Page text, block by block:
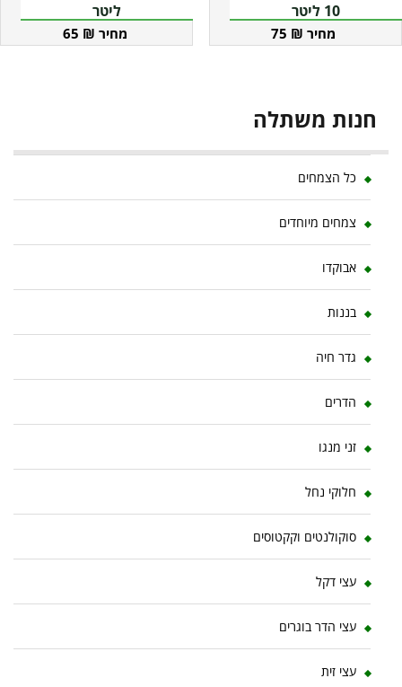
10 ליטר
75 ₪
ליטר
65 ₪
חנות משתלה
כל הצמחים
צמחים מיוחדים
אבוקדו
בננות
גדר חיה
הדרים
זני מנגו
חלוקי נחל
סוקולנטים וקקטוסים
עצי דקל
עצי הדר בוגרים
עצי זית